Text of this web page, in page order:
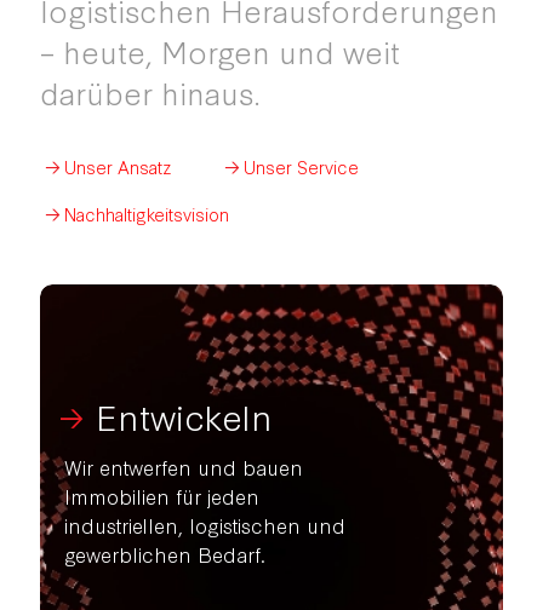
logistischen Herausforderungen
– heute, Morgen und weit
darüber hinaus.
Unser Ansatz
Unser Service
Nachhaltigkeitsvision
Entwickeln
Wir entwerfen und bauen
Immobilien für jeden
industriellen, logistischen und
gewerblichen Bedarf.